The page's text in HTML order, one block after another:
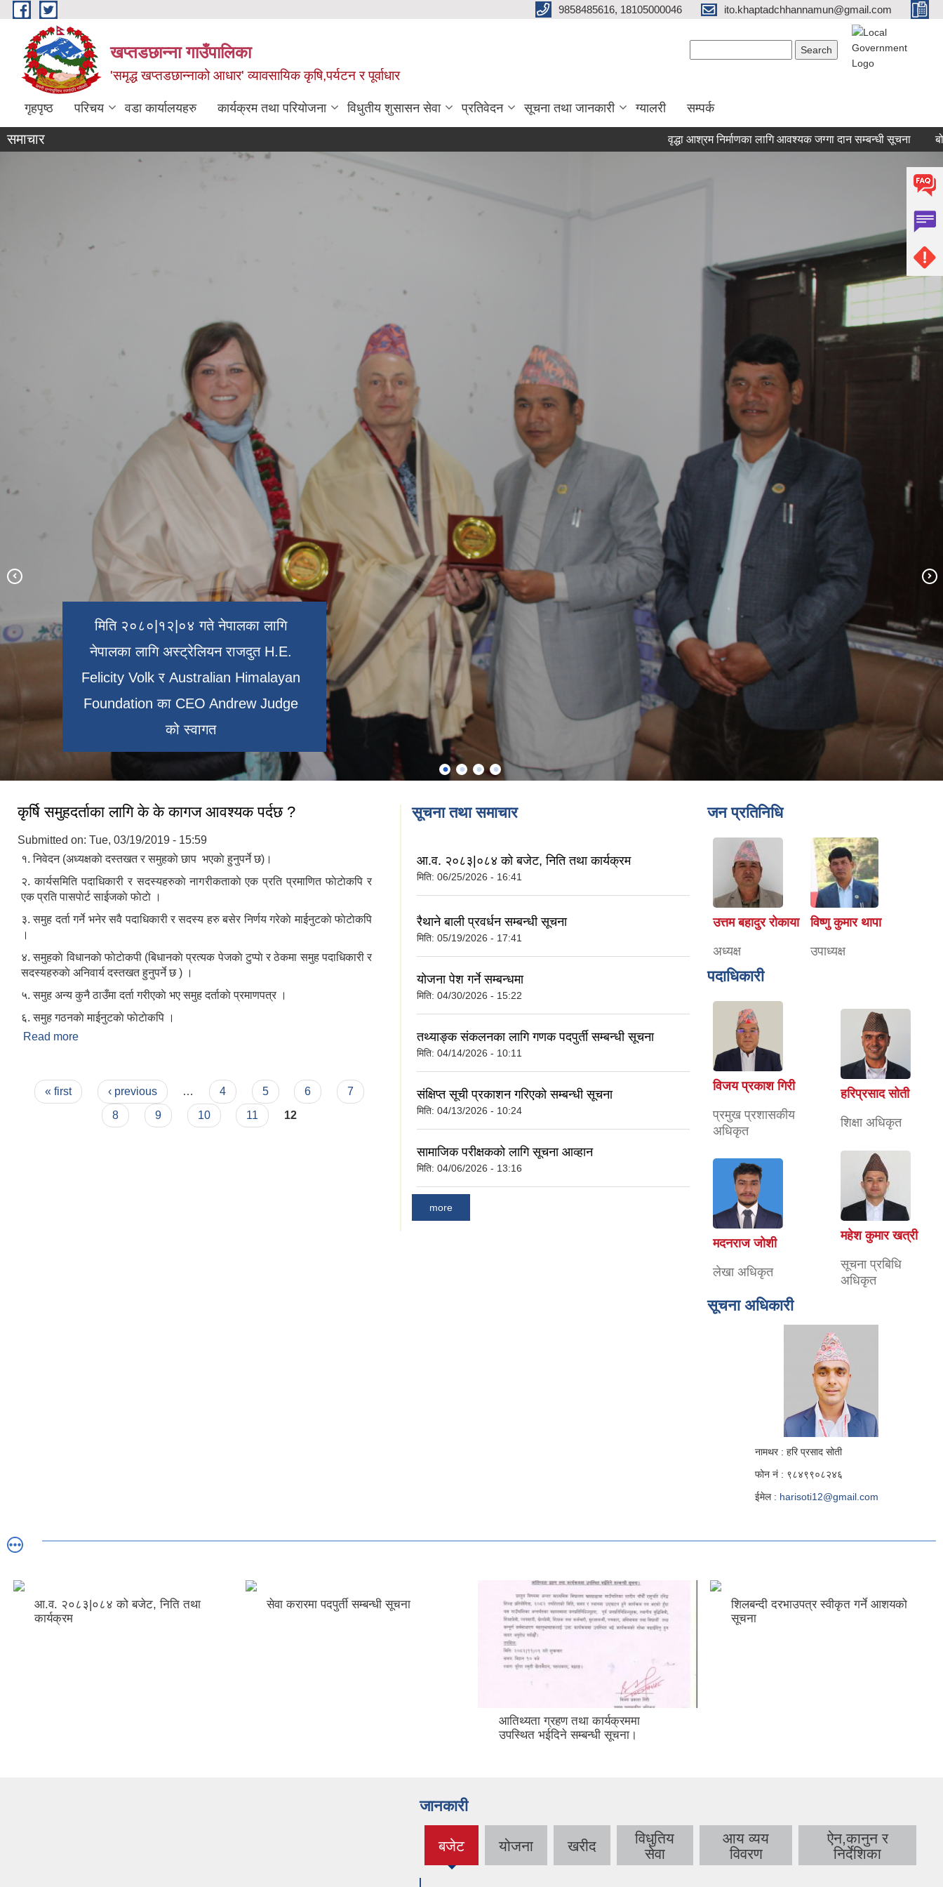
Skip to main content 9858485616, 18105000046 ito.khaptadchhannamun@gmail.com
खप्तडछान्ना गाउँपालिका
'समृद्ध खप्तडछान्नाको आधार' व्यावसायिक कृषि,पर्यटन र पूर्वाधार
गृहपृष्ठ परिचय वडा कार्यालयहरु कार्यक्रम तथा परियोजना विधुतीय शुसासन सेवा प्रतिवेदन सूचना तथा जानकारी ग्यालरी सम्पर्क
समाचार वृद्धा आश्रम निर्माणका लागि आवश्यक जग्गा दान सम्बन्धी सूचना बोलपत्र
मिति २०८०|१२|०४ गते नेपालका लागि
नेपालका लागि अस्ट्रेलियन राजदुत H.E.
Felicity Volk र Australian Himalayan
Foundation का CEO Andrew Judge
को स्वागत
माझिगाउबाट पर्यटक खप्तड जादै
लोखाडा
पालिकाका केही जनप्रतिनिधी , कर्मचारी तथा
संघ संस्थाका प्रतिनिधिहरु
कृर्षि समुहदर्ताका लागि के के कागज आवश्यक पर्दछ ?
Submitted on: Tue, 03/19/2019 - 15:59
१. निवेदन (अध्यक्षकाे दस्तखत र समुहकाे छाप भएकाे हुनुपर्ने छ)।
२. कार्यसमिति पदाधिकारी र सदस्यहरुकाे नागरीकताकाे एक प्रति प्रमाणित फाेटाेकपि र
एक प्रति पासपाेर्ट साईजकाे फाेटाे ।
३. समुह दर्ता गर्ने भनेर सवै पदाधिकारी र सदस्य हरु बसेर निर्णय गरेकाे माईनुटकाे फाेटाेकपि
।
४. समुहकाे विधानकाे फाेटाेकपी (बिधानकाे प्रत्यक पेजकाे टुप्पाे र ठेकमा समुह पदाधिकारी र
सदस्यहरुकाे अनिवार्य दस्तखत हुनुपर्ने छ ) ।
५. समुह अन्य कुनै ठाउँमा दर्ता गरीएकाे भए समुह दर्ताकाे प्रमाणपत्र ।
६. समुह गठनकाे माईनुटकाे फाेटाेकपि ।
Read more
Pages
« first ‹ previous … 4 5 6
7
8
9 10 11 12
सूचना तथा समाचार
आ.व. २०८३|०८४ को बजेट, निति तथा कार्यक्रम
मिति: 06/25/2026 - 16:41
रैथाने बाली प्रवर्धन सम्बन्धी सूचना
मिति: 05/19/2026 - 17:41
योजना पेश गर्ने सम्बन्धमा
मिति: 04/30/2026 - 15:22
तथ्याङ्क संकलनका लागि गणक पदपुर्ती सम्बन्धी सूचना
मिति: 04/14/2026 - 10:11
संक्षिप्त सूची प्रकाशन गरिएको सम्बन्धी सूचना
मिति: 04/13/2026 - 10:24
सामाजिक परीक्षकको लागि सूचना आव्हान
मिति: 04/06/2026 - 13:16
more
जन प्रतिनिधि
उत्तम बहादुर रोकाया
अध्यक्ष
विष्णु कुमार थापा
उपाध्यक्ष
पदाधिकारी
विजय प्रकाश गिरी
प्रमुख प्रशासकीय
अधिकृत
हरिप्रसाद सोती
शिक्षा अधिकृत
मदनराज जोशी
लेखा अधिकृत
महेश कुमार खत्री
सूचना प्रबिधि
अधिकृत
सूचना अधिकारी
नामथर : हरि प्रसाद सोती
फोन नं : ९८४९९०८२४६
ईमेल : harisoti12@gmail.com
आ.व. २०८३|०८४ को बजेट, निति तथा
कार्यक्रम
सेवा करारमा पदपुर्ती सम्बन्धी सूचना
आतिथ्यता ग्रहण तथा कार्यक्रममा
उपस्थित भईदिने सम्बन्धी सूचना।
शिलबन्दी दरभाउपत्र स्वीकृत गर्ने आशयको
सूचना
जानकारी
बजेट
(active
tab)
योजना खरीद
विधुतिय
सेवा
आय व्यय
विवरण
ऐन,कानुन र
निर्देशिका